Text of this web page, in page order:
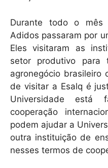
Durante todo o mês
Adidos passaram por
Eles visitaram as
setor produtivo para
agronegócio brasileiro
de visitar a Esalq é
Universidade está
cooperação
podem ajudar a
outra instituição de
nesses termos de